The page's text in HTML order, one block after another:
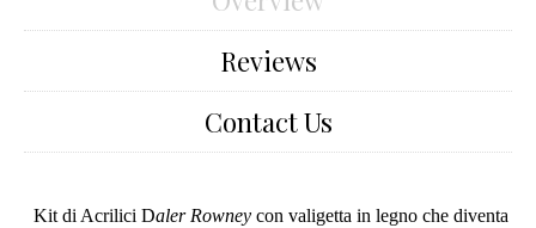
Reviews
Contact Us
Kit di Acrilici Daler Rowneycon valigetta in legno che diventa